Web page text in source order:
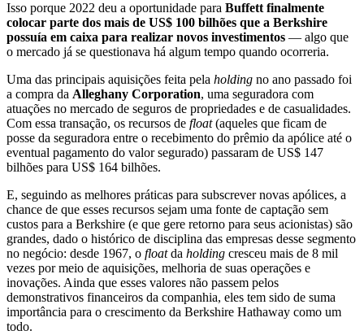
Isso porque 2022 deu a oportunidade para Buffett finalmente
colocar parte dos mais de US$ 100 bilhões que a Berkshire
possuía em caixa para realizar novos investimentos — algo que
o mercado já se questionava há algum tempo quando ocorreria.
Uma das principais aquisições feita pela holding no ano passado foi
a compra da Alleghany Corporation, uma seguradora com
atuações no mercado de seguros de propriedades e de casualidades.
Com essa transação, os recursos de float(aqueles que ficam de
posse da seguradora entre o recebimento do prêmio da apólice até o
eventual pagamento do valor segurado) passaram de US$ 147
bilhões para US$ 164 bilhões.
E, seguindo as melhores práticas para subscrever novas apólices, a
chance de que esses recursos sejam uma fonte de captação sem
custos para a Berkshire (e que gere retorno para seus acionistas) são
grandes, dado o histórico de disciplina das empresas desse segmento
no negócio: desde 1967, o floatda holding cresceu mais de 8 mil
vezes por meio de aquisições, melhoria de suas operações e
inovações. Ainda que esses valores não passem pelos
demonstrativos financeiros da companhia, eles tem sido de suma
importância para o crescimento da Berkshire Hathaway como um
todo.